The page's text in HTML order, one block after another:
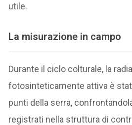
utile.
La misurazione in campo
Durante il ciclo colturale, la
fotosinteticamente attiva è
punti della serra,
registrati nella struttura di